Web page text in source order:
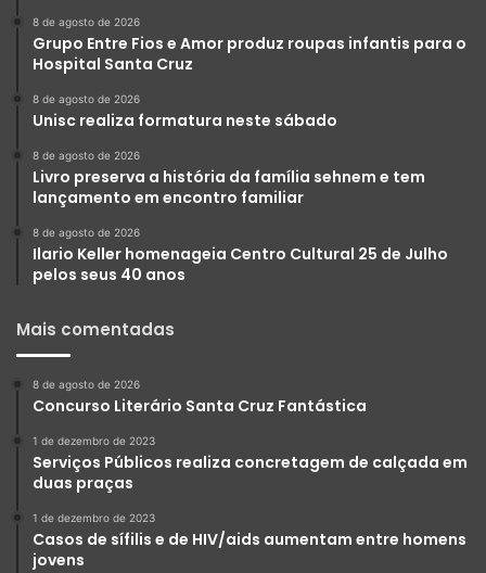
8 de agosto de 2026
Grupo Entre Fios e Amor produz roupas infantis para o
Hospital Santa Cruz
8 de agosto de 2026
Unisc realiza formatura neste sábado
8 de agosto de 2026
Livro preserva a história da família sehnem e tem
lançamento em encontro familiar
8 de agosto de 2026
Ilario Keller homenageia Centro Cultural 25 de Julho
pelos seus 40 anos
Mais comentadas
8 de agosto de 2026
Concurso Literário Santa Cruz Fantástica
1 de dezembro de 2023
Serviços Públicos realiza concretagem de calçada em
duas praças
1 de dezembro de 2023
Casos de sífilis e de HIV/aids aumentam entre homens
jovens